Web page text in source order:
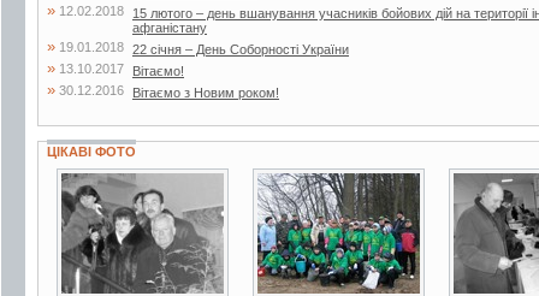
» 12.02.2018
15 лютого – день вшанування учасників бойових дій на території
афганістану
» 19.01.2018 22 січня – День Соборності України
» 13.10.2017 Вітаємо!
» 30.12.2016 Вітаємо з Новим роком!
ЦІКАВІ ФОТО
4 фото 5 фото 4 фото